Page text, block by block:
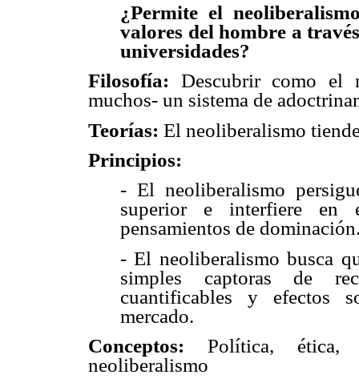
¿Permite el
valores del hombre a
universidades?
Filosofía: Descubrir como el
muchos- un sistema de
Teorías: El neoliberalismo
Principios:
- El neoliberalismo
superior e interfiere en
pensamientos de
- El neoliberalismo busca
simples captoras de
cuantificables y efectos
mercado.
Conceptos: Política, ética,
neoliberalismo